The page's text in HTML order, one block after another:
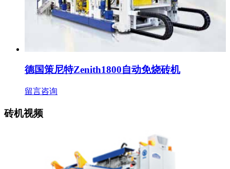
德国策尼特Zenith1800自动免烧砖机
留言咨询
砖机视频